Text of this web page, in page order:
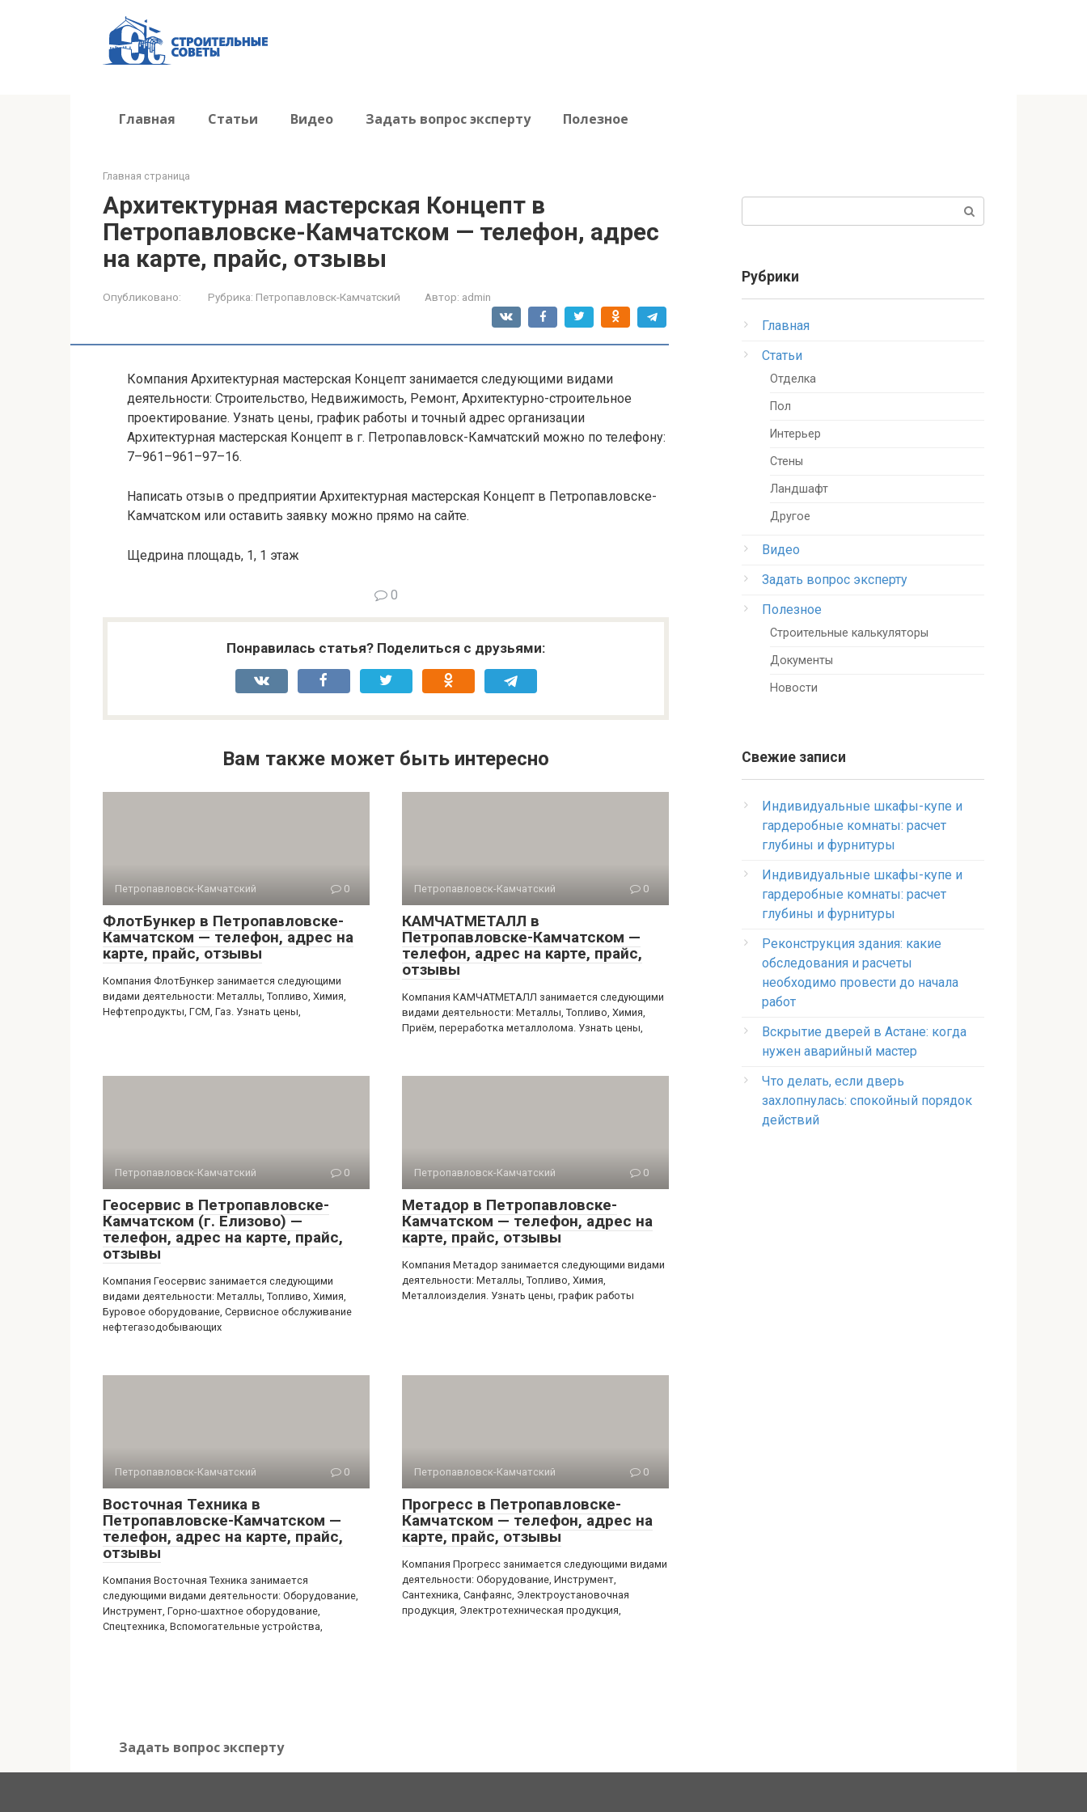
Главная Статьи Видео Задать вопрос эксперту Полезное
Главная страница
Архитектурная мастерская Концепт в
Петропавловске-Камчатском — телефон, адрес
на карте, прайс, отзывы
Опубликовано: Рубрика: Петропавловск-Камчатский Автор: admin
Компания Архитектурная мастерская Концепт занимается следующими видами
деятельности: Строительство, Недвижимость, Ремонт, Архитектурно-строительное
проектирование. Узнать цены, график работы и точный адрес организации
Архитектурная мастерская Концепт в г. Петропавловск-Камчатский можно по телефону:
7–961–961–97–16.
Написать отзыв о предприятии Архитектурная мастерская Концепт в Петропавловске-
Камчатском или оставить заявку можно прямо на сайте.
Щедрина площадь, 1, 1 этаж
0
Понравилась статья? Поделиться с друзьями:
Вам также может быть интересно
Петропавловск-Камчатский 0
ФлотБункер в Петропавловске-
Камчатском — телефон, адрес на
карте, прайс, отзывы
Компания ФлотБункер занимается следующими
видами деятельности: Металлы, Топливо, Химия,
Нефтепродукты, ГСМ, Газ. Узнать цены,
Петропавловск-Камчатский 0
КАМЧАТМЕТАЛЛ в
Петропавловске-Камчатском —
телефон, адрес на карте, прайс,
отзывы
Компания КАМЧАТМЕТАЛЛ занимается следующими
видами деятельности: Металлы, Топливо, Химия,
Приём, переработка металлолома. Узнать цены,
Петропавловск-Камчатский 0
Геосервис в Петропавловске-
Камчатском (г. Елизово) —
телефон, адрес на карте, прайс,
отзывы
Компания Геосервис занимается следующими
видами деятельности: Металлы, Топливо, Химия,
Буровое оборудование, Сервисное обслуживание
нефтегазодобывающих
Петропавловск-Камчатский 0
Метадор в Петропавловске-
Камчатском — телефон, адрес на
карте, прайс, отзывы
Компания Метадор занимается следующими видами
деятельности: Металлы, Топливо, Химия,
Металлоизделия. Узнать цены, график работы
Петропавловск-Камчатский 0
Восточная Техника в
Петропавловске-Камчатском —
телефон, адрес на карте, прайс,
отзывы
Компания Восточная Техника занимается
следующими видами деятельности: Оборудование,
Инструмент, Горно-шахтное оборудование,
Спецтехника, Вспомогательные устройства,
Петропавловск-Камчатский 0
Прогресс в Петропавловске-
Камчатском — телефон, адрес на
карте, прайс, отзывы
Компания Прогресс занимается следующими видами
деятельности: Оборудование, Инструмент,
Сантехника, Санфаянс, Электроустановочная
продукция, Электротехническая продукция,
Рубрики
Главная
Статьи
Отделка
Пол
Интерьер
Стены
Ландшафт
Другое
Видео
Задать вопрос эксперту
Полезное
Строительные калькуляторы
Документы
Новости
Свежие записи
Индивидуальные шкафы-купе и
гардеробные комнаты: расчет
глубины и фурнитуры
Индивидуальные шкафы-купе и
гардеробные комнаты: расчет
глубины и фурнитуры
Реконструкция здания: какие
обследования и расчеты
необходимо провести до начала
работ
Вскрытие дверей в Астане: когда
нужен аварийный мастер
Что делать, если дверь
захлопнулась: спокойный порядок
действий
Задать вопрос эксперту